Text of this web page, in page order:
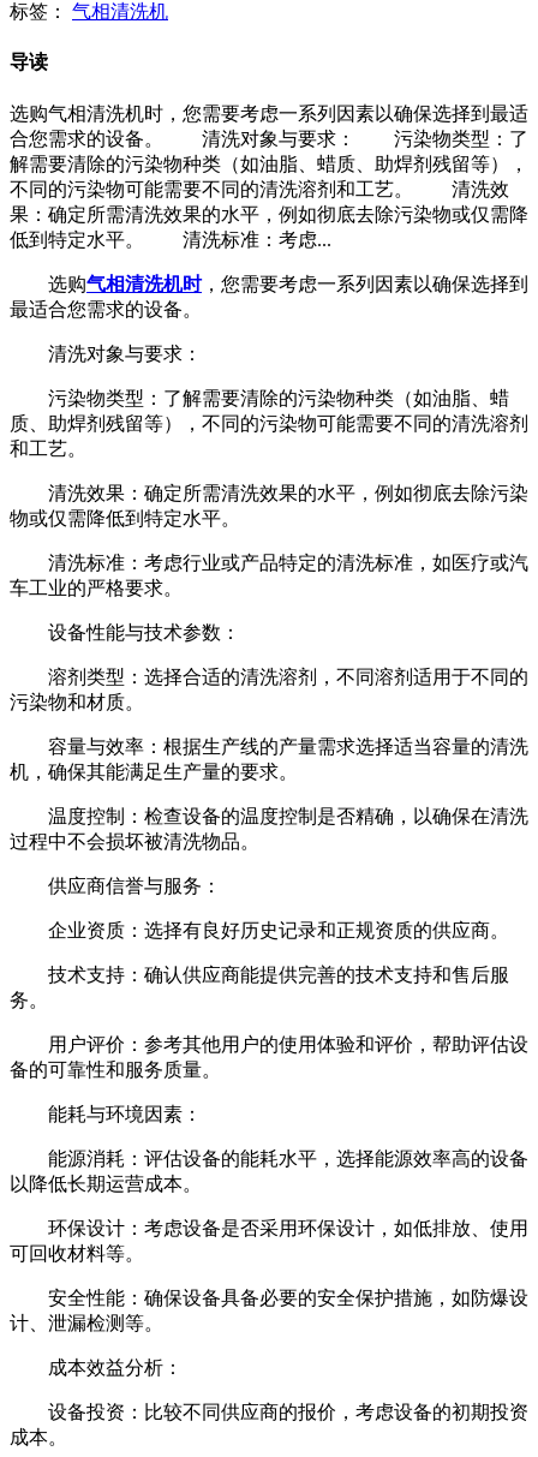
标签： 气相清洗机
导读
选购气相清洗机时，您需要考虑一系列因素以确保选择到最适
合您需求的设备。 清洗对象与要求： 污染物类型：了
解需要清除的污染物种类（如油脂、蜡质、助焊剂残留等），
不同的污染物可能需要不同的清洗溶剂和工艺。 清洗效
果：确定所需清洗效果的水平，例如彻底去除污染物或仅需降
低到特定水平。 清洗标准：考虑...
选购气相清洗机时，您需要考虑一系列因素以确保选择到
最适合您需求的设备。
清洗对象与要求：
污染物类型：了解需要清除的污染物种类（如油脂、蜡
质、助焊剂残留等），不同的污染物可能需要不同的清洗溶剂
和工艺。
清洗效果：确定所需清洗效果的水平，例如彻底去除污染
物或仅需降低到特定水平。
清洗标准：考虑行业或产品特定的清洗标准，如医疗或汽
车工业的严格要求。
设备性能与技术参数：
溶剂类型：选择合适的清洗溶剂，不同溶剂适用于不同的
污染物和材质。
容量与效率：根据生产线的产量需求选择适当容量的清洗
机，确保其能满足生产量的要求。
温度控制：检查设备的温度控制是否精确，以确保在清洗
过程中不会损坏被清洗物品。
供应商信誉与服务：
企业资质：选择有良好历史记录和正规资质的供应商。
技术支持：确认供应商能提供完善的技术支持和售后服
务。
用户评价：参考其他用户的使用体验和评价，帮助评估设
备的可靠性和服务质量。
能耗与环境因素：
能源消耗：评估设备的能耗水平，选择能源效率高的设备
以降低长期运营成本。
环保设计：考虑设备是否采用环保设计，如低排放、使用
可回收材料等。
安全性能：确保设备具备必要的安全保护措施，如防爆设
计、泄漏检测等。
成本效益分析：
设备投资：比较不同供应商的报价，考虑设备的初期投资
成本。